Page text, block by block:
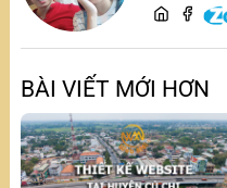
content,
BÀI VIẾT MỚI HƠN